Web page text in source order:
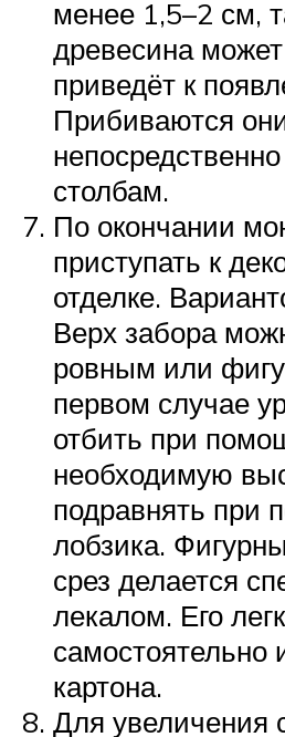
менее 1,5–2 см,
древесина
приведёт к
Прибиваются
столбам.
По окончании
приступать к
отделке.
Верх забора
ровным или
первом случае
отбить при
необходимую
подравнять при
лобзика.
срез делается
лекалом. Его
самостоятельно
картона.
Для увеличения